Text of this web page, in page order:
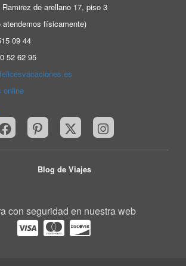
Ramirez de arellano 17, piso 3
atendemos físicamente)
09 44
52 62 95
online
Blog de Viajes
con seguridad en nuestra web